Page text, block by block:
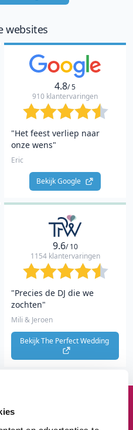
websites
4.8/ 5
910 klantervaringen
"Het feest verliep naar
onze wens"
Eric
Bekijk Google
9.6/ 10
1154 klantervaringen
"Precies de DJ die we
zochten"
Mili & Jeroen
Bekijk The Perfect Wedding